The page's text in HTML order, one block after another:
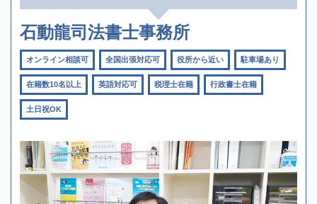
石動龍司法書士事務所
オンライン相談可 全国出張対応可 役所から近い 駐車場あり
在籍数10名以上 英語対応可 税理士在籍 行政書士在籍
土日祝OK